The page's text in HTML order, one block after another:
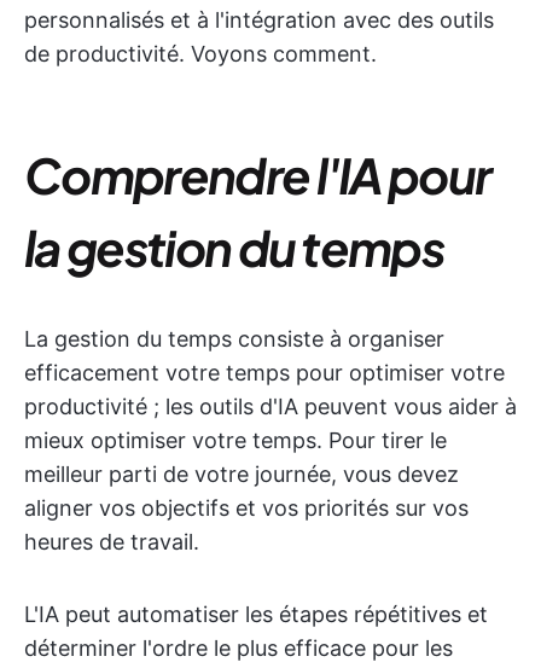
personnalisés et à l'intégration avec des outils
de productivité. Voyons comment.
Comprendre l'IA pour
la gestion du temps
La gestion du temps consiste à organiser
efficacement votre temps pour optimiser votre
productivité ; les outils d'IA peuvent vous aider à
mieux optimiser votre temps. Pour tirer le
meilleur parti de votre journée, vous devez
aligner vos objectifs et vos priorités sur vos
heures de travail.
L'IA peut automatiser les étapes répétitives et
déterminer l'ordre le plus efficace pour les